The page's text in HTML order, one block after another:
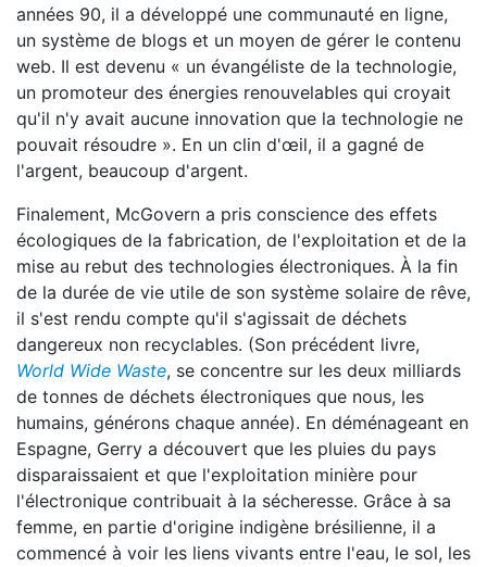
années 90, il a développé une communauté en ligne,
un système de blogs et un moyen de gérer le contenu
web. Il est devenu « un évangéliste de la technologie,
un promoteur des énergies renouvelables qui croyait
qu'il n'y avait aucune innovation que la technologie ne
pouvait résoudre ». En un clin d'œil, il a gagné de
l'argent, beaucoup d'argent.
Finalement, McGovern a pris conscience des effets
écologiques de la fabrication, de l'exploitation et de la
mise au rebut des technologies électroniques. À la fin
de la durée de vie utile de son système solaire de rêve,
il s'est rendu compte qu'il s'agissait de déchets
dangereux non recyclables. (Son précédent livre,
World Wide Waste, se concentre sur les deux milliards
de tonnes de déchets électroniques que nous, les
humains, générons chaque année). En déménageant en
Espagne, Gerry a découvert que les pluies du pays
disparaissaient et que l'exploitation minière pour
l'électronique contribuait à la sécheresse. Grâce à sa
femme, en partie d'origine indigène brésilienne, il a
commencé à voir les liens vivants entre l'eau, le sol, les